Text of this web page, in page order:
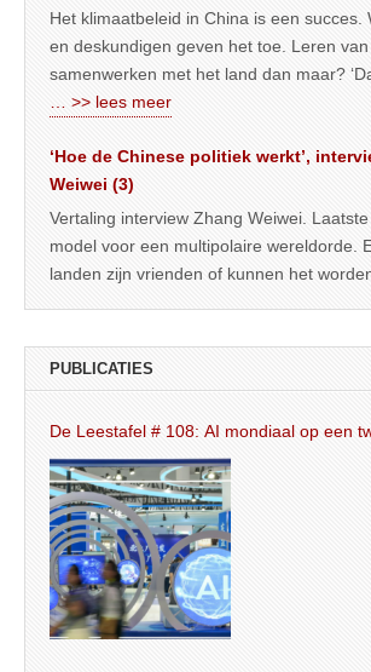
Het klimaatbeleid in China is een succes.
en deskundigen geven het toe. Leren
samenwerken met het land dan maar?
… >> lees meer
‘Hoe de Chinese politiek werkt’,
Weiwei (3)
Vertaling interview Zhang Weiwei.
model voor een multipolaire wereldorde.
landen zijn vrienden of kunnen het
PUBLICATIES
De Leestafel # 108: AI mondiaal